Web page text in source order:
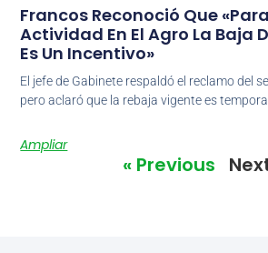
Francos Reconoció Que
Actividad En El Agro La Baja
Es Un Incentivo»
El jefe de Gabinete respaldó el reclamo del
pero aclaró que la rebaja vigente es
Ampliar
« Previous